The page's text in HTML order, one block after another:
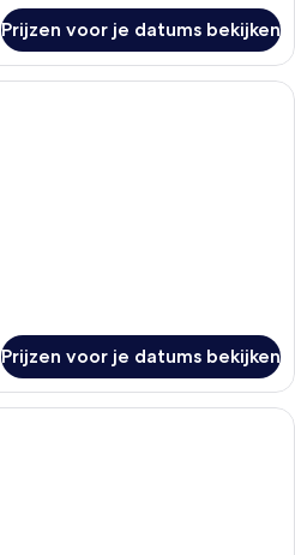
Prijzen voor je datums bekijken
Twee personen liggen op een bed,
Prijzen voor je datums bekijken